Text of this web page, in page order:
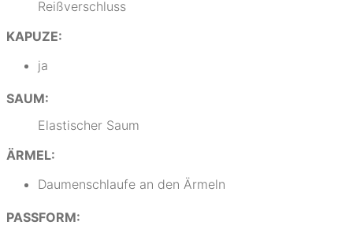
Reißverschluss
KAPUZE:
ja
SAUM:
Elastischer Saum
ÄRMEL:
Daumenschlaufe an den Ärmeln
PASSFORM: